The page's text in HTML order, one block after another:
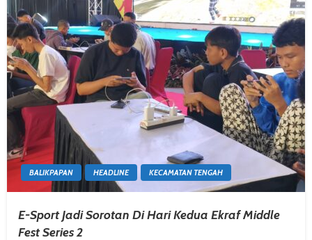
BALIKPAPAN HEADLINE KECAMATAN TENGAH
E-Sport Jadi Sorotan Di Hari Kedua Ekraf Middle
Fest Series 2